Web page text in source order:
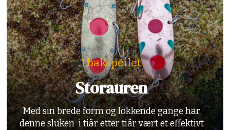
I bakspeilet
Storauren
Med sin brede form og lokkende gange har
denne sluken i tiår etter tiår vært et effektivt